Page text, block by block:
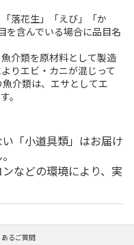
落花生」「えび」「か
を含んでいる場合に品目名
介類を原材料として製造
りエビ・カニが混じって
介類は、エサとしてエ
。
「小道具類」はお届け
などの環境により、実
あるご質問